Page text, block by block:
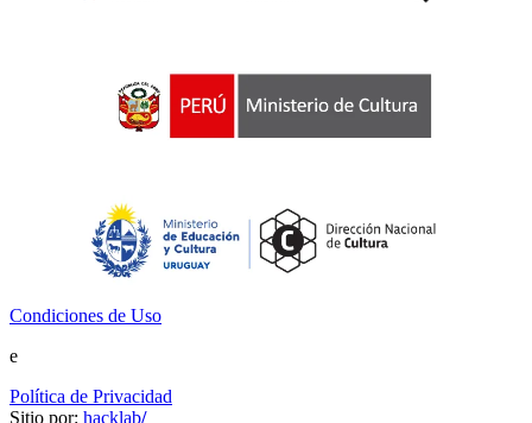
Condiciones de Uso
e
Política de Privacidad
Sitio por: hacklab/